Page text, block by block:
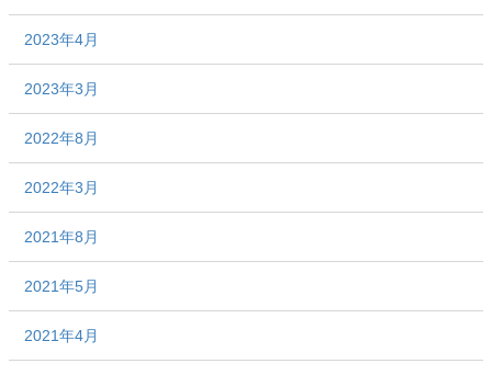
2023年4月
2023年3月
2022年8月
2022年3月
2021年8月
2021年5月
2021年4月